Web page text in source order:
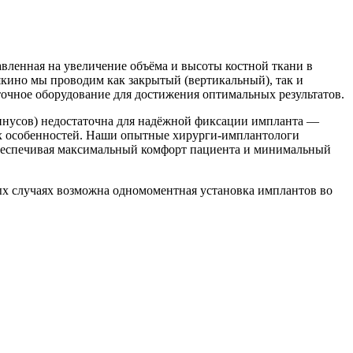
на увеличение объёма и высоты костной ткани в
мы проводим как закрытый (вертикальный), так и
оборудование для достижения оптимальных результатов.
недостаточна для надёжной фиксации импланта —
особенностей. Наши опытные хирурги-имплантологи
максимальный комфорт пациента и минимальный
случаях возможна одномоментная установка имплантов во